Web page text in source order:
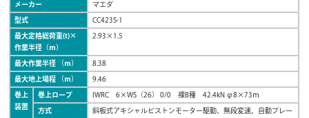
メーカー マエダ
型式 CC423S-1
最大定格総荷重(t)×
作業半径（ｍ）
2.93×1.5
最大作業半径 （ｍ） 8.38
最大地上場程 （ｍ） 9.46
巻上
装置
巻上ロープ IWRC 6×WS（26） 0/0 裸B種 42.4kN φ8×73ｍ
方式
斜板式アキシャルピストンモーター駆動、無段変速、自動ブレー